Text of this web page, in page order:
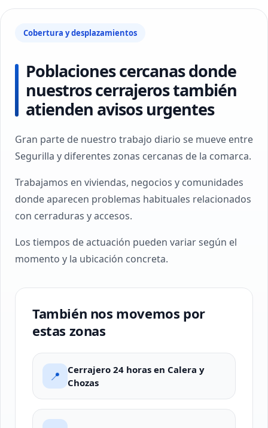
Cobertura y desplazamientos
Poblaciones cercanas donde
nuestros cerrajeros también
atienden avisos urgentes
Gran parte de nuestro trabajo diario se mueve entre
Segurilla y diferentes zonas cercanas de la comarca.
Trabajamos en viviendas, negocios y comunidades
donde aparecen problemas habituales relacionados
con cerraduras y accesos.
Los tiempos de actuación pueden variar según el
momento y la ubicación concreta.
También nos movemos por
estas zonas
📍
Cerrajero 24 horas en Calera y
Chozas